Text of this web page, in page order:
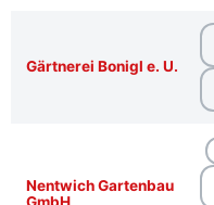
Gärtnerei Bonigl e. U.
Nentwich Gartenbau